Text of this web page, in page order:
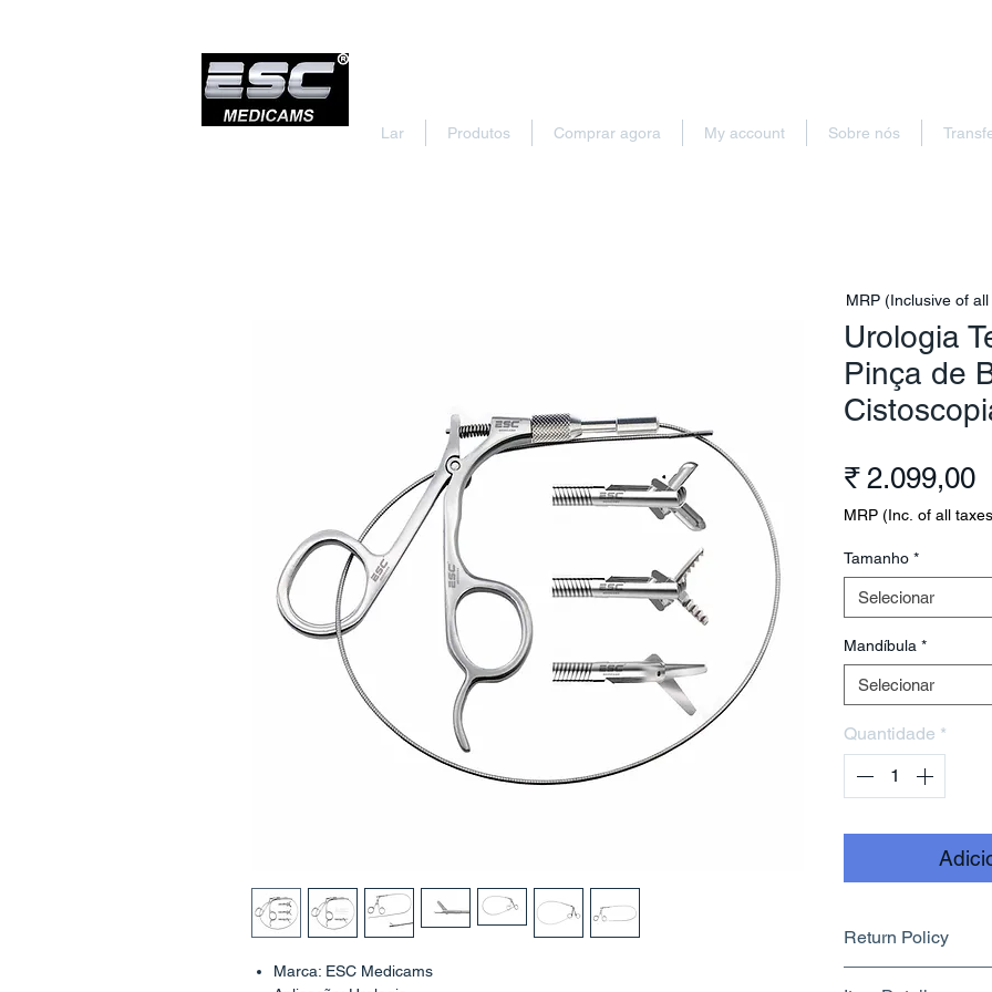
Lar Produtos Comprar agora My account Sobre nós
Marca: ESC Medicams
Urologia
Pinça de
₹ 2.099,00
MRP (Inc. of all
Tamanho *
Selecionar
Mandíbula *
Selecionar
Quantidade *
Return Policy
MRP (Inclusive of